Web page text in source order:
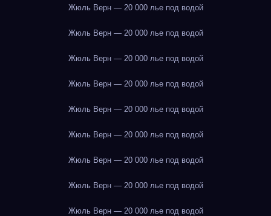
Жюль Верн — 20 000 лье под водой
Жюль Верн — 20 000 лье под водой
Жюль Верн — 20 000 лье под водой
Жюль Верн — 20 000 лье под водой
Жюль Верн — 20 000 лье под водой
Жюль Верн — 20 000 лье под водой
Жюль Верн — 20 000 лье под водой
Жюль Верн — 20 000 лье под водой
Жюль Верн — 20 000 лье под водой